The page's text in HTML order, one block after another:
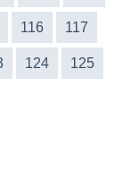
116 117
124 125